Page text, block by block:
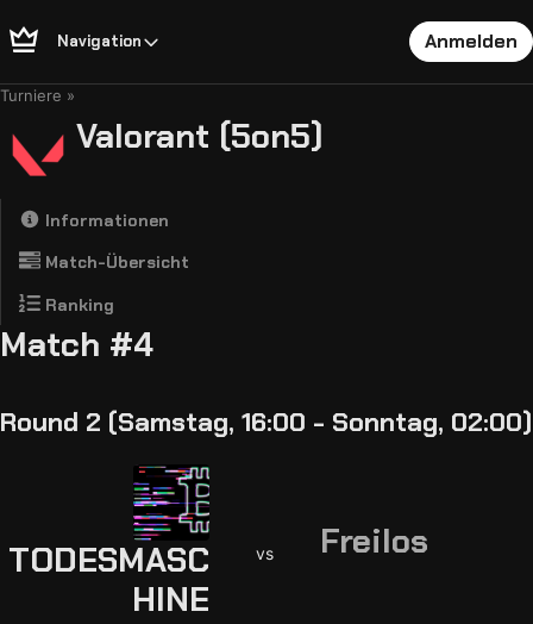
Navigation Anmelden
Turniere
Valorant (5on5)
Informationen
Match-Übersicht
Ranking
Match #4
Round 2 (Samstag, 16:00 - Sonntag, 02:00)
TODESMASC
HINE
vs Freilos